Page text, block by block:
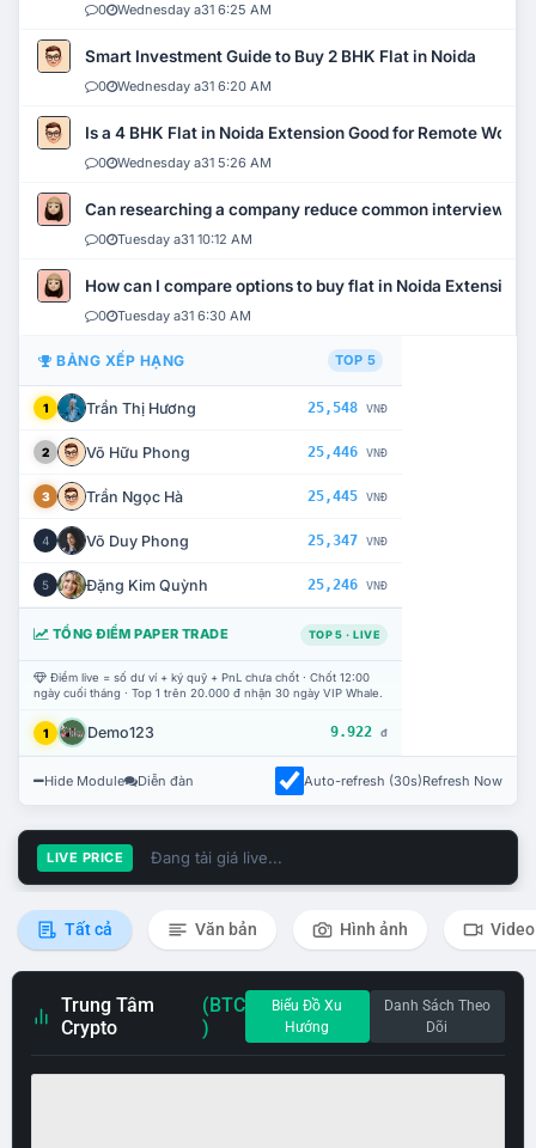
0 Wednesday a31 6:25 AM
Smart Investment Guide to Buy 2 BHK Flat in Noida
0 Wednesday a31 6:20 AM
Is a 4 BHK Flat in Noida Extension Good for Remote Work?
0 Wednesday a31 5:26 AM
Can researching a company reduce common interview
0 Tuesday a31 10:12 AM
How can I compare options to buy flat in Noida Extension?
0 Tuesday a31 6:30 AM
BẢNG XẾP HẠNG TOP 5
1 Trần Thị Hương 25,548 VNĐ
2 Võ Hữu Phong 25,446 VNĐ
3 Trần Ngọc Hà 25,445 VNĐ
4 Võ Duy Phong 25,347 VNĐ
5 Đặng Kim Quỳnh 25,246 VNĐ
TỔNG ĐIỂM PAPER TRADE TOP 5 · LIVE
Điểm live = số dư ví + ký quỹ + PnL chưa chốt · Chốt 12:00
ngày cuối tháng · Top 1 trên 20.000 đ nhận 30 ngày VIP Whale.
1 Demo123 9.922 đ
Hide Module Diễn đàn Auto-refresh (30s)Refresh Now
LIVE PRICE Đang tải giá live...
Tất cả Văn bản Hình ảnh Video
Trung Tâm
Crypto
(BTC
)
Biểu Đồ Xu
Hướng
Danh Sách Theo
Dõi